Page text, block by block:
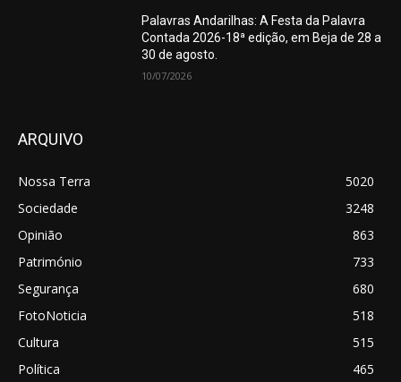
Palavras Andarilhas: A Festa da Palavra
Contada 2026-18ª edição, em Beja de 28 a
30 de agosto.
10/07/2026
ARQUIVO
Nossa Terra
5020
Sociedade
3248
Opinião
863
Património
733
Segurança
680
FotoNoticia
518
Cultura
515
Política
465